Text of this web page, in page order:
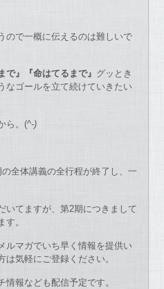
ので一概に伝えるのは難しいで
で』『命はてるまで』 グッとき
なゴールを立て続けていきたい
ら。(^-)
全体講義の全行程が終了し、一
いてますが、第2期につきまして
す。
ルマガでいち早く情報を提供い
気軽にご登録ください。
情報なども配信予定です。